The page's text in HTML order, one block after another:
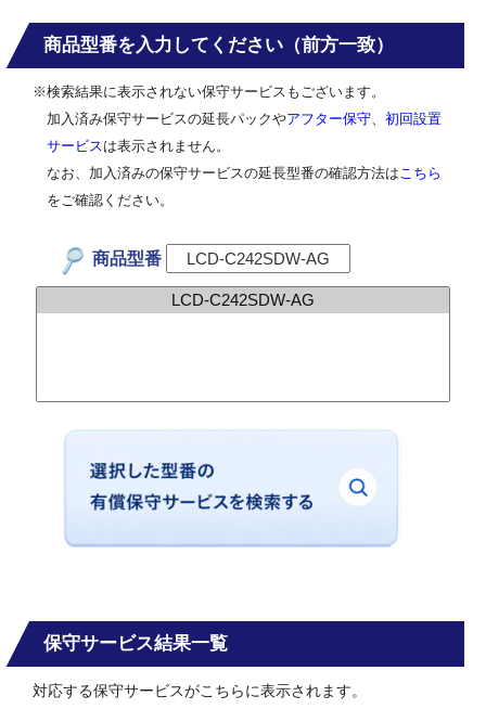
商品型番を入力してください（前方一致）
※検索結果に表示されない保守サービスもございます。
加入済み保守サービスの延長パックやアフター保守
初回設置
サービス は表示されません。
なお、加入済みの保守サービスの延長型番の確認方法は こちら
をご確認ください。
商品型番
保守サービス結果一覧
対応する保守サービスがこちらに表示されます。